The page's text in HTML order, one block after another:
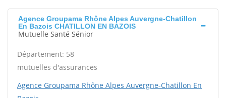
Agence Groupama Rhône Alpes Auvergne-Chatillon
En Bazois CHATILLON EN BAZOIS
Mutuelle Santé Sénior
Département: 58
mutuelles d'assurances
Agence Groupama Rhône Alpes Auvergne-Chatillon En